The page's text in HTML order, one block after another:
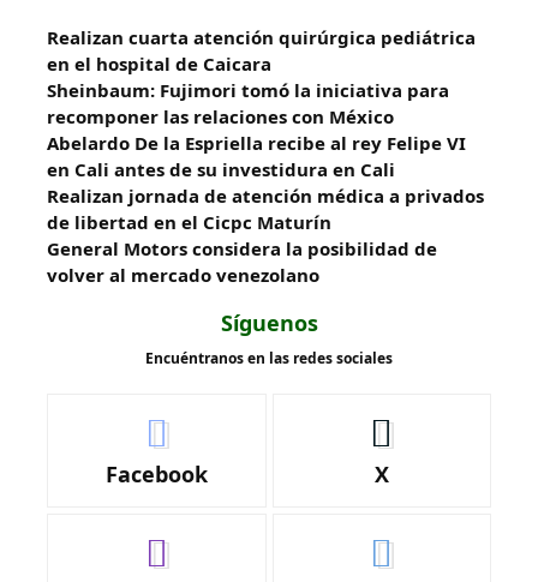
Realizan cuarta atención quirúrgica pediátrica
en el hospital de Caicara
Sheinbaum: Fujimori tomó la iniciativa para
recomponer las relaciones con México
Abelardo De la Espriella recibe al rey Felipe VI
en Cali antes de su investidura en Cali
Realizan jornada de atención médica a privados
de libertad en el Cicpc Maturín
General Motors considera la posibilidad de
volver al mercado venezolano
Síguenos
Encuéntranos en las redes sociales
Facebook X